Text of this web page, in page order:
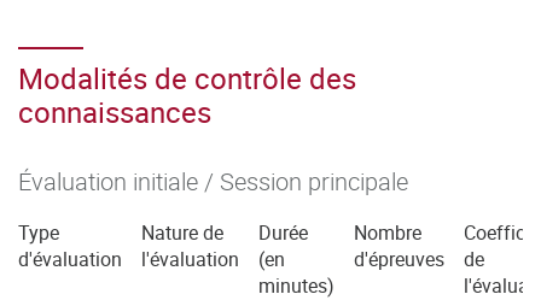
Modalités de contrôle des
connaissances
Évaluation initiale / Session principale
Type
d'évaluation
Nature de
l'évaluation
Durée
(en
minutes)
Nombre
d'épreuves
de